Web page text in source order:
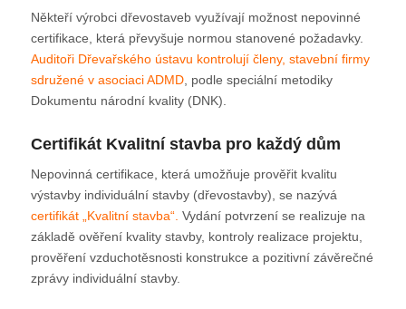
Někteří výrobci dřevostaveb využívají možnost nepovinné
certifikace, která převyšuje normou stanovené požadavky.
Auditoři Dřevařského ústavu kontrolují členy, stavební firmy
sdružené v asociaci ADMD, podle speciální metodiky
Dokumentu národní kvality (DNK).
Certifikát Kvalitní stavba pro každý dům
Nepovinná certifikace, která umožňuje prověřit kvalitu
výstavby individuální stavby (dřevostavby), se nazývá
certifikát „Kvalitní stavba“. Vydání potvrzení se realizuje na
základě ověření kvality stavby, kontroly realizace projektu,
prověření vzduchotěsnosti konstrukce a pozitivní závěrečné
zprávy individuální stavby.